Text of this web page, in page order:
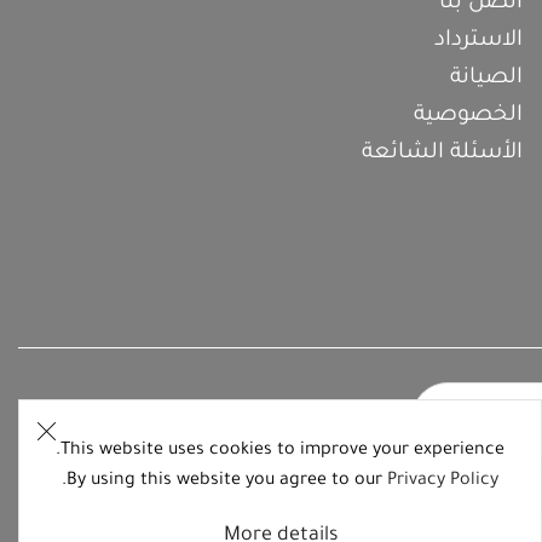
This website uses cookies to improve your experience.
By using this website you agree to our Privacy Policy
.
More details
الاسترداد
الصيانة
الخصوصية
الأسئلة الشائعة